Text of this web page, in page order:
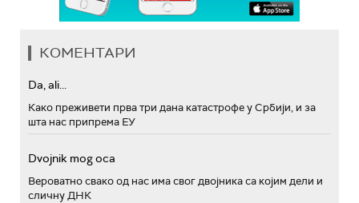
КОМЕНТАРИ
Da, ali...
Како преживети прва три дана катастрофе у Србији, и за
шта нас припрема ЕУ
Dvojnik mog oca
Вероватно свако од нас има свог двојника са којим дели и
сличну ДНК